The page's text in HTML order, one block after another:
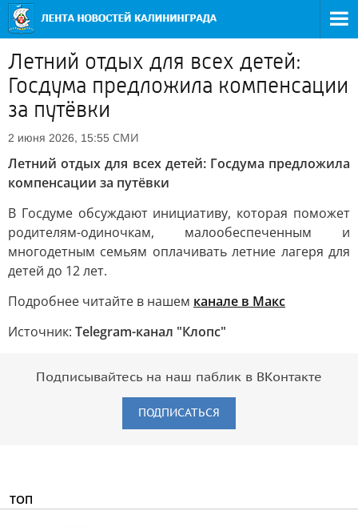
Летний отдых для всех детей:
Госдума предложила компенсации
за путёвки
2 июня 2026, 15:55 СМИ
Летний отдых для всех детей: Госдума предложила
компенсации за путёвки
В Госдуме обсуждают инициативу, которая поможет
родителям-одиночкам, малообеспеченным и
многодетным семьям оплачивать летние лагеря для
детей до 12 лет.
Подробнее читайте в нашем канале в Макс
Источник: Telegram-канал "Клопс"
Подписывайтесь на наш паблик в ВКонтакте
ПОДПИСАТЬСЯ
ТОП